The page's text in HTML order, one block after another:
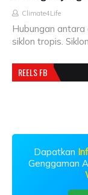
Climate4Life
Hubungan
siklon tropis.
REELS FB
Dapatkan
Genggaman